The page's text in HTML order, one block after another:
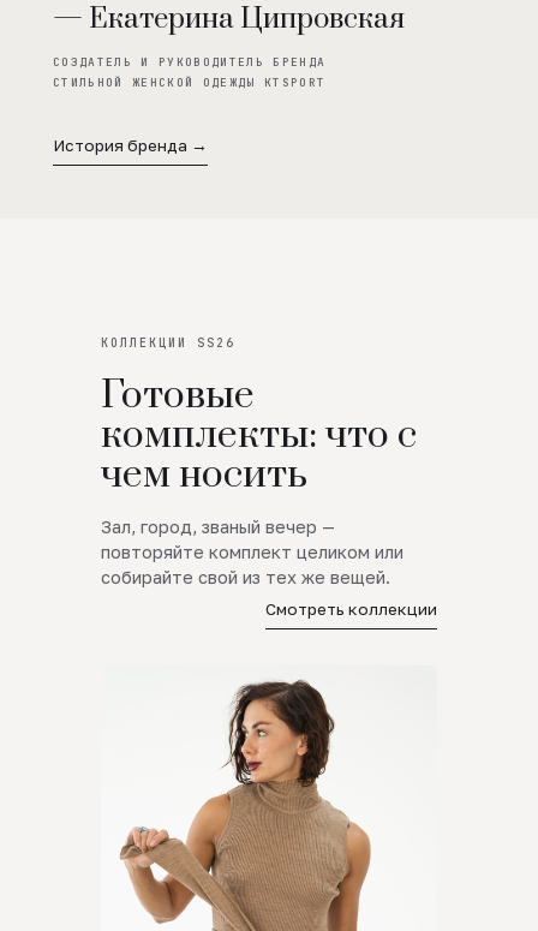
— Екатерина Ципровская
СОЗДАТЕЛЬ И РУКОВОДИТЕЛЬ БРЕНДА
СТИЛЬНОЙ ЖЕНСКОЙ ОДЕЖДЫ KTSPORT
История бренда →
КОЛЛЕКЦИИ SS26
Готовые
комплекты: что с
чем носить
Зал, город, званый вечер —
повторяйте комплект целиком или
собирайте свой из тех же вещей.
Смотреть коллекции